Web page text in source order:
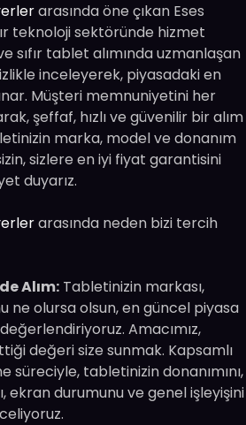
arasında öne çıkan Eses
teknoloji sektöründe hizmet
sıfır tablet alımında uzmanlaşan
inceleyerek, piyasadaki en
Müşteri memnuniyetini her
şeffaf, hızlı ve güvenilir bir alım
marka, model ve donanım
sizlere en iyi fiyat garantisini
duyarız.
arasında neden bizi tercih
Alım: Tabletinizin markası,
ne olursa olsun, en güncel piyasa
Amacımız,
değeri size sunmak. Kapsamlı
süreciyle, tabletinizin donanımını,
ekran durumunu ve genel işleyişini